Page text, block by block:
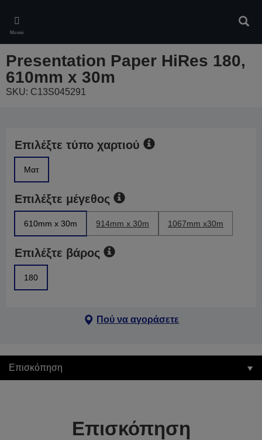
main
content
Μενού
Presentation Paper HiRes 180,
610mm x 30m
SKU: C13S045291
Επιλέξτε τύπο χαρτιού
Ματ
Επιλέξτε μέγεθος
610mm x 30m 914mm x 30m 1067mm x30m
Επιλέξτε βάρος
180
Πού να αγοράσετε
Επισκόπηση
Επισκόπηση